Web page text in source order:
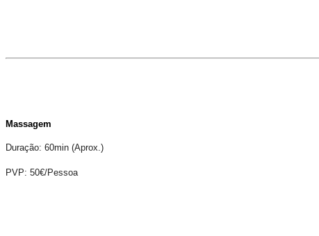
Massagem
Duração: 60min (Aprox.)
PVP: 50€/Pessoa